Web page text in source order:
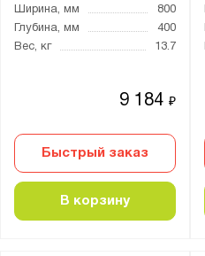
Ширина, мм
800
Глубина, мм
400
Вес, кг
13.7
9 184₽
Быстрый заказ
В корзину